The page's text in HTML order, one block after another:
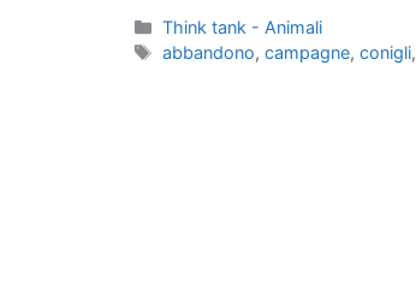
Categorie
Think tank - Animali
Tag
abbandono,campagne,conigli,